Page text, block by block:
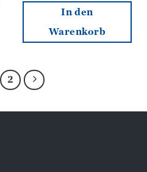
In den
Warenkorb
2